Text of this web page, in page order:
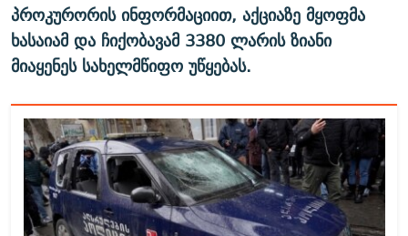
პროკურორის ინფორმაციით, აქციაზე მყოფმა
ხასაიამ და ჩიქობავამ 3380 ლარის ზიანი
მიაყენეს სახელმწიფო უწყებას.